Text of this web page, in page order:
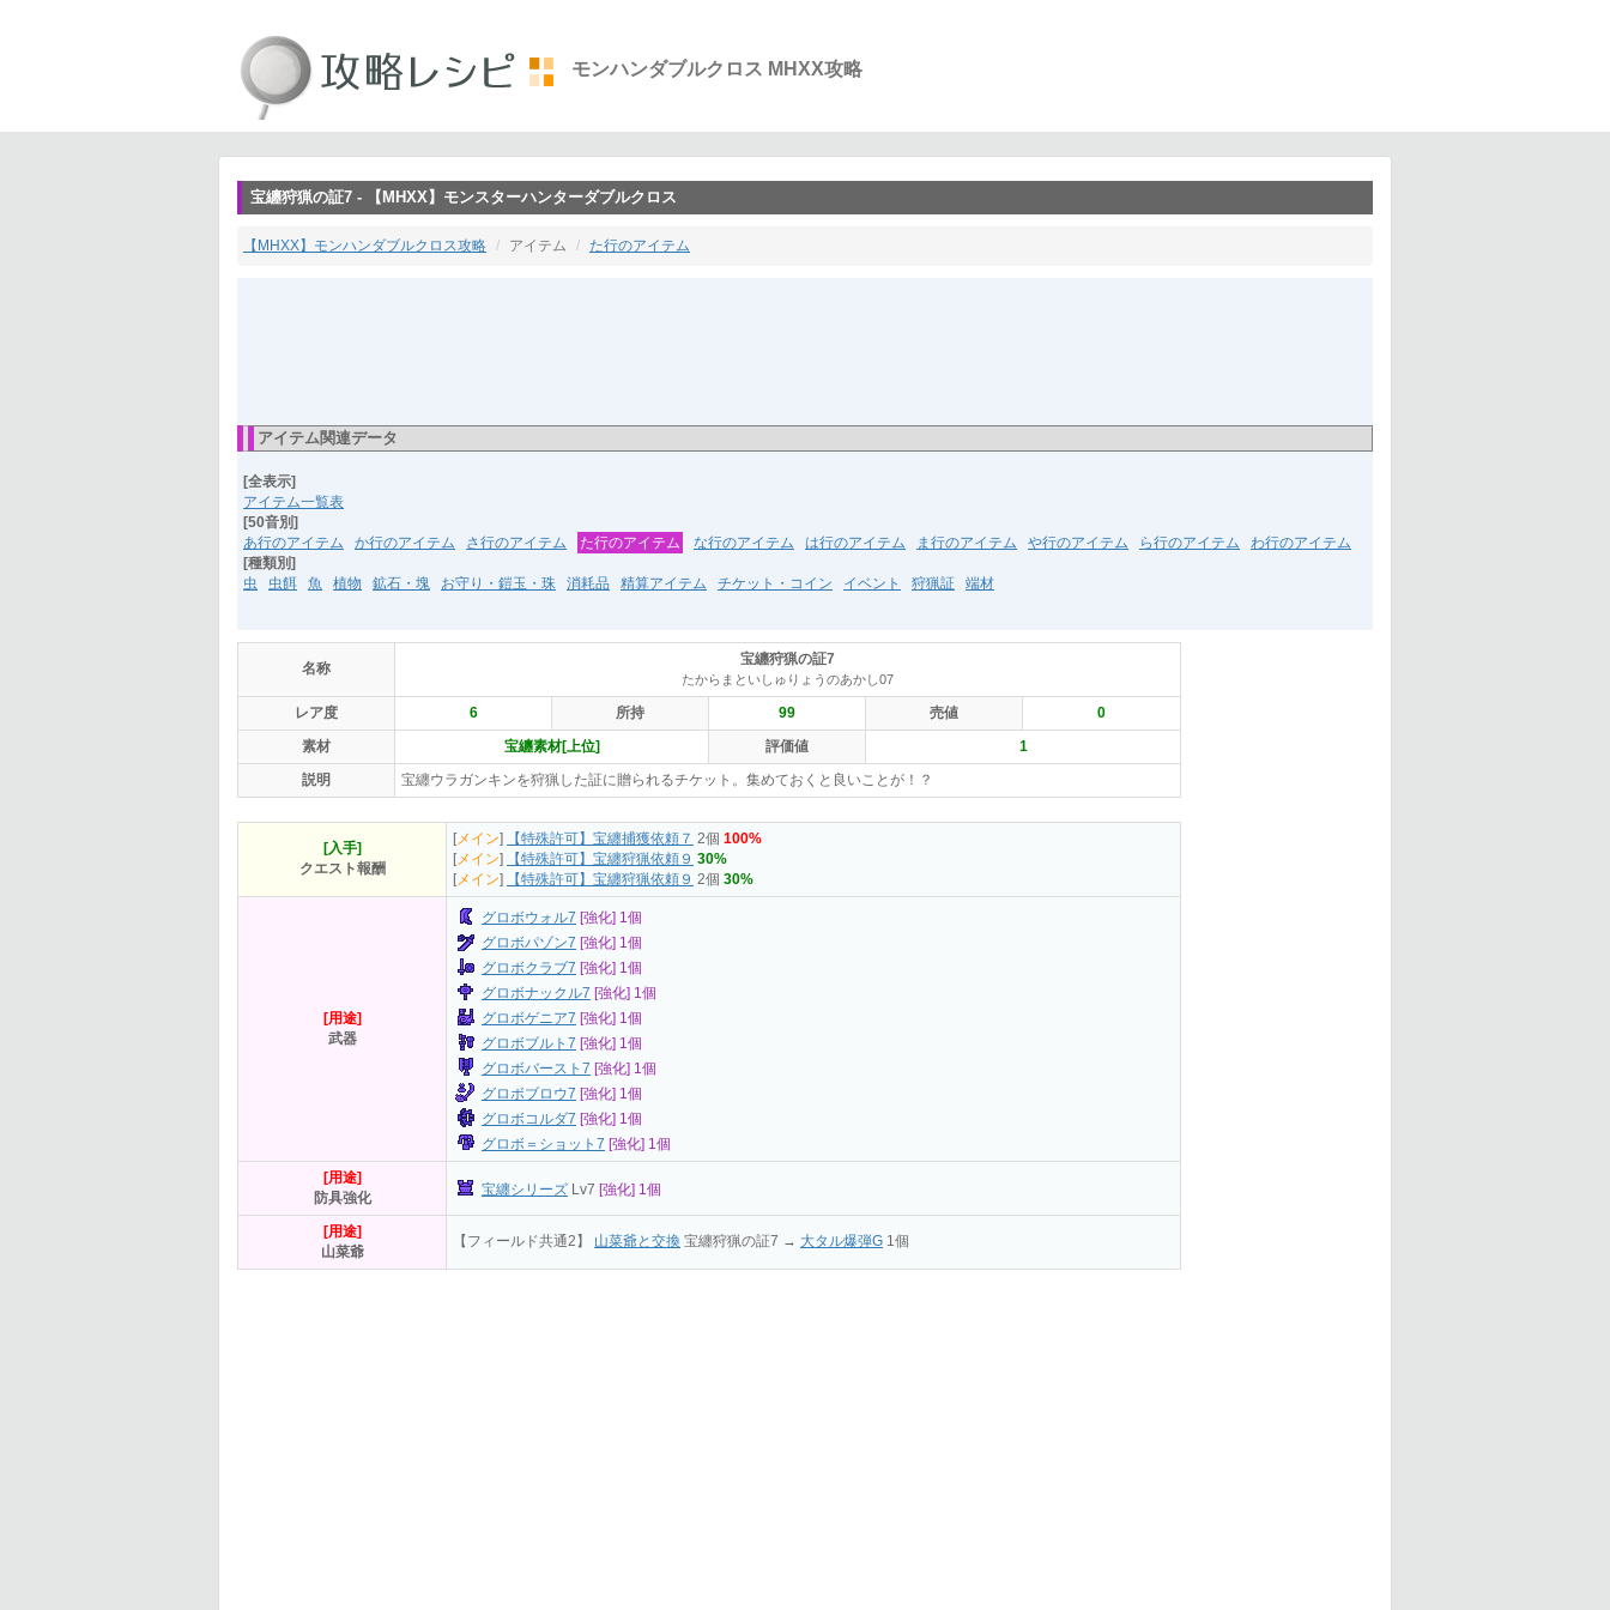
モンハンダブルクロス MHXX攻略
宝纏狩猟の証7 - 【MHXX】モンスターハンターダブルクロス
【MHXX】モンハンダブルクロス攻略 アイテム た行のアイテム
アイテム関連データ
[全表示]
アイテム一覧表
[50音別]
あ行のアイテム
か行のアイテム さ行のアイテム た行のアイテム な行のアイテム は行のアイテム ま行のアイテム や行のアイテム ら行のアイテム
わ行のアイテム
[種類別]
虫
虫餌 魚 植物 鉱石・塊 お守り・鎧玉・珠 消耗品 精算アイテム チケット・コイン イベント 狩猟証 端材
名称
宝纏狩猟の証7
たからまといしゅりょうのあかし07
レア度 6 所持 99 売値
0
素材
宝纏素材[上位] 評価値
1
説明
宝纏ウラガンキンを狩猟した証に贈られるチケット。集めておくと良いことが！？
[入手]
クエスト報酬
[メイン] 【特殊許可】宝纏捕獲依頼７ 2個 100%
[メイン] 【特殊許可】宝纏狩猟依頼９ 30%
[メイン] 【特殊許可】宝纏狩猟依頼９ 2個 30%
[用途]
武器
グロボウォル7 [強化] 1個
グロボパゾン7 [強化] 1個
グロボクラブ7 [強化] 1個
グロボナックル7 [強化] 1個
グロボゲニア7 [強化] 1個
グロボブルト7 [強化] 1個
グロボバースト7 [強化] 1個
グロボブロウ7 [強化] 1個
グロボコルダ7 [強化] 1個
グロボ＝ショット7 [強化] 1個
[用途]
防具強化
宝纏シリーズ Lv7 [強化] 1個
[用途]
山菜爺
【フィールド共通2】 山菜爺と交換 宝纏狩猟の証7 → 大タル爆弾G 1個